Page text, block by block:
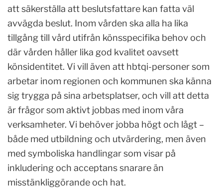
att säkerställa att beslutsfattare kan fatta väl
avvägda beslut. Inom vården ska alla ha lika
tillgång till vård utifrån könsspecifika behov och
där vården håller lika god kvalitet oavsett
könsidentitet. Vi vill även att hbtqi-personer som
arbetar inom regionen och kommunen ska känna
sig trygga på sina arbetsplatser, och vill att detta
är frågor som aktivt jobbas med inom våra
verksamheter. Vi behöver jobba högt och lågt –
både med utbildning och utvärdering, men även
med symboliska handlingar som visar på
inkludering och acceptans snarare än
misstänkliggörande och hat.